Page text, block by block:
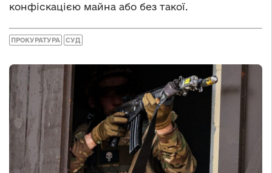
конфіскацією майна або без такої.
ПРОКУРАТУРА СУД